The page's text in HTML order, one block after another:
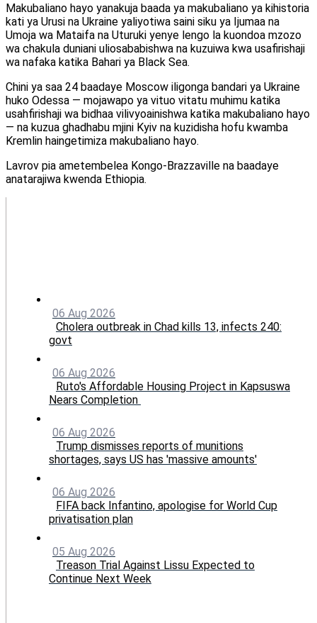
Makubaliano hayo yanakuja baada ya makubaliano ya kihistoria
kati ya Urusi na Ukraine yaliyotiwa saini siku ya Ijumaa na
Umoja wa Mataifa na Uturuki yenye lengo la kuondoa mzozo
wa chakula duniani uliosababishwa na kuzuiwa kwa usafirishaji
wa nafaka katika Bahari ya Black Sea.
Chini ya saa 24 baadaye Moscow iligonga bandari ya Ukraine
huko Odessa — mojawapo ya vituo vitatu muhimu katika
usahfirishaji wa bidhaa vilivyoainishwa katika makubaliano hayo
— na kuzua ghadhabu mjini Kyiv na kuzidisha hofu kwamba
Kremlin haingetimiza makubaliano hayo.
Lavrov pia ametembelea Kongo-Brazzaville na baadaye
anatarajiwa kwenda Ethiopia.
06 Aug 2026
Cholera outbreak in Chad kills 13, infects 240:
govt
06 Aug 2026
Ruto's Affordable Housing Project in Kapsuswa
Nears Completion
06 Aug 2026
Trump dismisses reports of munitions
shortages, says US has 'massive amounts'
06 Aug 2026
FIFA back Infantino, apologise for World Cup
privatisation plan
05 Aug 2026
Treason Trial Against Lissu Expected to
Continue Next Week